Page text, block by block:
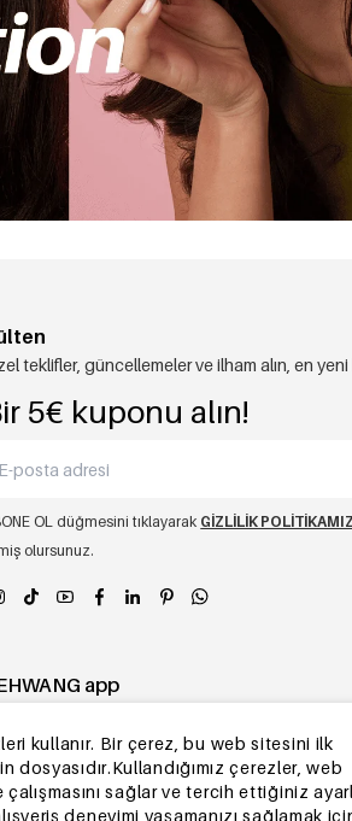
kullanır. Bir çerez, bu web sitesini ilk
çerezler, web
sağlar ve tercih ettiğiniz
deneyimi yaşamanızı sağlamak
teklifler, güncellemeler ve ilham alın, en yeni
5€ kuponu alın!
OL düğmesini tıklayarak GIZLILIK
olursunuz.
app